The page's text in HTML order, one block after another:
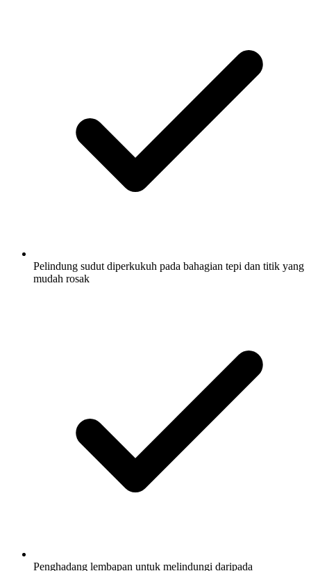
Pelindung sudut diperkukuh pada bahagian tepi dan titik yang
mudah rosak
Penghadang lembapan untuk melindungi daripada